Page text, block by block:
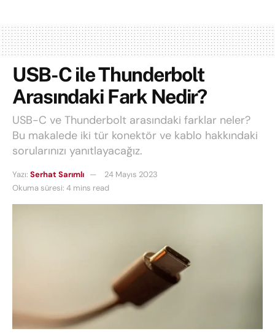
USB-C ile Thunderbolt
Arasındaki Fark Nedir?
USB-C ve Thunderbolt arasındaki farklar neler?
Bu makalede iki tür konektör ve kablo hakkındaki
sorularınızı yanıtlayacağız.
Yazı: Serhat Sarımlı
24 Mayıs 2023
Okuma süresi: 4 mins read